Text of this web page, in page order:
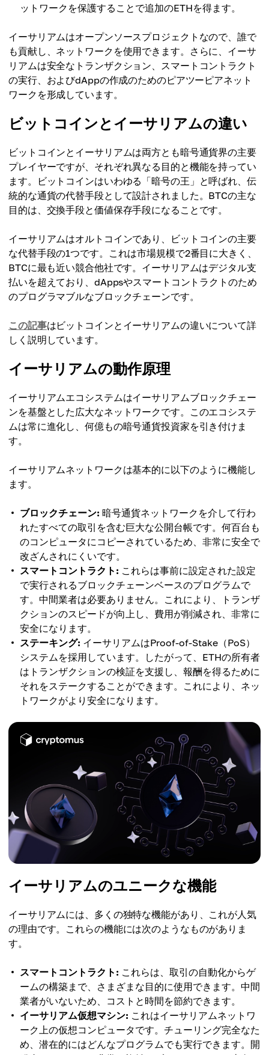
ットワークを保護することで追加のETHを得ます。
イーサリアムはオープンソースプロジェクトなので、誰で
も貢献し、ネットワークを使用できます。さらに、イーサ
リアムは安全なトランザクション、スマートコントラクト
の実行、およびdAppの作成のためのピアツーピアネット
ワークを形成しています。
ビットコインとイーサリアムの違い
ビットコインとイーサリアムは両方とも暗号通貨界の主要
プレイヤーですが、それぞれ異なる目的と機能を持ってい
ます。ビットコインはいわゆる「暗号の王」と呼ばれ、伝
統的な通貨の代替手段として設計されました。BTCの主な
目的は、交換手段と価値保存手段になることです。
イーサリアムはオルトコインであり、ビットコインの主要
な代替手段の1つです。これは市場規模で2番目に大きく、
BTCに最も近い競合他社です。イーサリアムはデジタル支
払いを超えており、dAppsやスマートコントラクトのため
のプログラマブルなブロックチェーンです。
この記事はビットコインとイーサリアムの違いについて詳
しく説明しています。
イーサリアムの動作原理
イーサリアムエコシステムはイーサリアムブロックチェー
ンを基盤とした広大なネットワークです。このエコシステ
ムは常に進化し、何億もの暗号通貨投資家を引き付けま
す。
イーサリアムネットワークは基本的に以下のように機能し
ます。
ブロックチェーン: 暗号通貨ネットワークを介して行わ
れたすべての取引を含む巨大な公開台帳です。何百台も
のコンピュータにコピーされているため、非常に安全で
改ざんされにくいです。
スマートコントラクト: これらは事前に設定された設定
で実行されるブロックチェーンベースのプログラムで
す。中間業者は必要ありません。これにより、トランザ
クションのスピードが向上し、費用が削減され、非常に
安全になります。
ステーキング: イーサリアムはProof-of-Stake（PoS）
システムを採用しています。したがって、ETHの所有者
はトランザクションの検証を支援し、報酬を得るために
それをステークすることができます。これにより、ネッ
トワークがより安全になります。
イーサリアムのユニークな機能
イーサリアムには、多くの独特な機能があり、これが人気
の理由です。これらの機能には次のようなものがありま
す。
スマートコントラクト: これらは、取引の自動化からゲ
ームの構築まで、さまざまな目的に使用できます。中間
業者がいないため、コストと時間を節約できます。
イーサリアム仮想マシン: これはイーサリアムネットワ
ーク上の仮想コンピュータです。チューリング完全なた
め、潜在的にはどんなプログラムでも実行できます。開